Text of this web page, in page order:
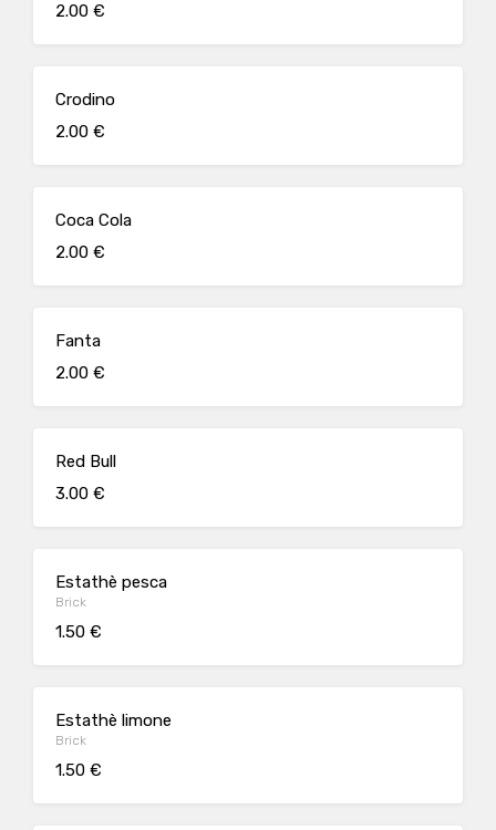
2.00 €
Crodino
2.00 €
Coca Cola
2.00 €
Fanta
2.00 €
Red Bull
3.00 €
Estathè pesca
Brick
1.50 €
Estathè limone
Brick
1.50 €